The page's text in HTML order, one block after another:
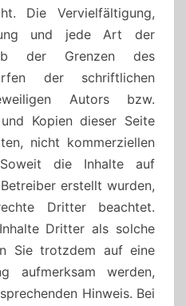
Die Vervielfältigung,
und jede Art der
der Grenzen des
der schriftlichen
Autors bzw.
Kopien dieser Seite
nicht kommerziellen
die Inhalte auf
erstellt wurden,
Dritter beachtet.
Dritter als solche
Sie trotzdem auf eine
aufmerksam werden,
Hinweis. Bei